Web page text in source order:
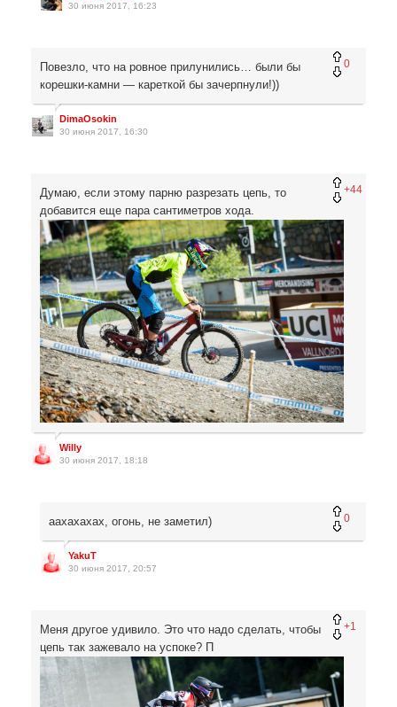
30 июня 2017, 16:23
0
Повезло, что на ровное прилунились… были бы
корешки-камни — кареткой бы зачерпнули!))
DimaOsokin
30 июня 2017, 16:30
+44
Думаю, если этому парню разрезать цепь, то
добавится еще пара сантиметров хода.
Willy
30 июня 2017, 18:18
0
аахахахах, огонь, не заметил)
YakuT
30 июня 2017, 20:57
+1
Меня другое удивило. Это что надо сделать, чтобы
цепь так зажевало на успоке? П